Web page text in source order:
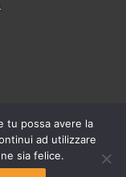
tu possa avere la
ad utilizzare
sia felice.